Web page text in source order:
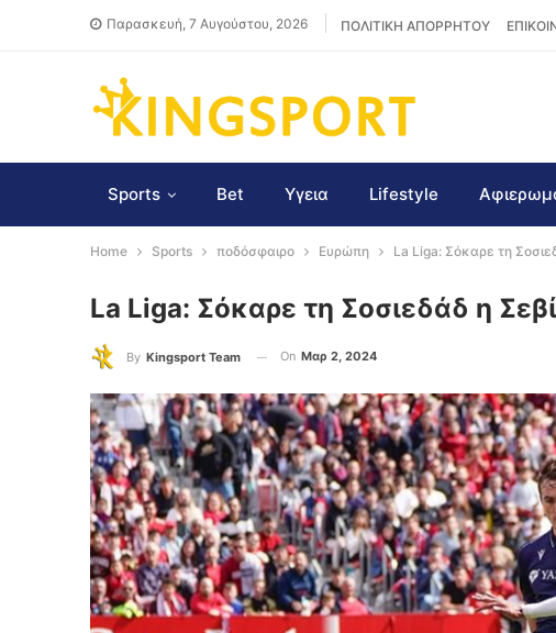
Παρασκευή, 7 Αυγούστου, 2026 ΠΟΛΙΤΙΚΗ ΑΠΟΡΡΗΤΟΥ
Sports Bet Υγεια Lifestyle
Home Sports ποδόσφαιρο Ευρώπη La Liga: Σόκαρε τη
La Liga: Σόκαρε τη Σοσιεδάδ η
By Kingsport Team On Μαρ 2, 2024